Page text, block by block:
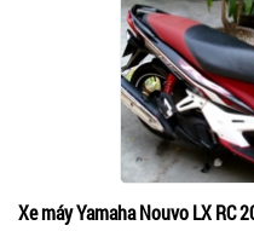
Xe máy Yamaha Nouvo LX RC